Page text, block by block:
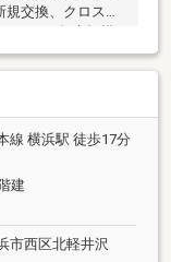
交換、クロス張
０１９年大規模
ュサービスあり
設JV施工 制震工
LDK●高級感のあ
則あり）
線 横浜駅 徒歩17分
建
市西区北軽井沢